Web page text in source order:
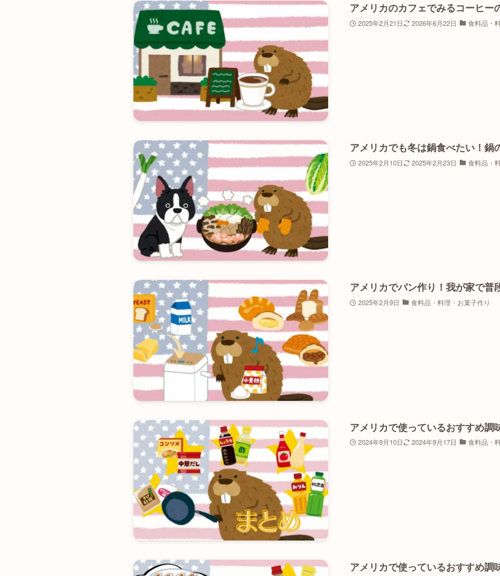
アメリカのカフェでみるコーヒー
2025年2月21日 2026年6月22日 食料品・
アメリカでも冬は鍋食べたい！鍋
2025年2月10日 2025年2月23日 食料品・
アメリカでパン作り！我が家で普
2025年2月9日 食料品・料理・お菓子作り
アメリカで使っているおすすめ調
2024年9月10日 2024年9月17日 食料品・
アメリカで使っているおすすめ調